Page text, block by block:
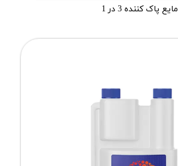
مایع پاک کننده 3 در 1